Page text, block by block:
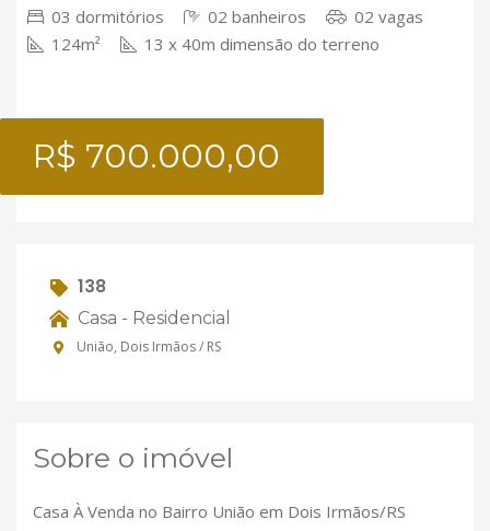
03 dormitórios 02 banheiros
02 vagas
124m²
13 x 40m dimensão do terreno
R$ 700.000,00
138
Casa - Residencial
União, Dois Irmãos / RS
Sobre o imóvel
Casa À Venda no Bairro União em Dois Irmãos/RS